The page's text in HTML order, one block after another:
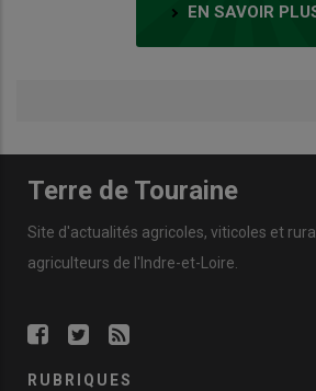
EN SAVOIR
Terre de Touraine
Site d'actualités agricoles, viticoles et
agriculteurs de l'Indre-et-Loire.
RUBRIQUES